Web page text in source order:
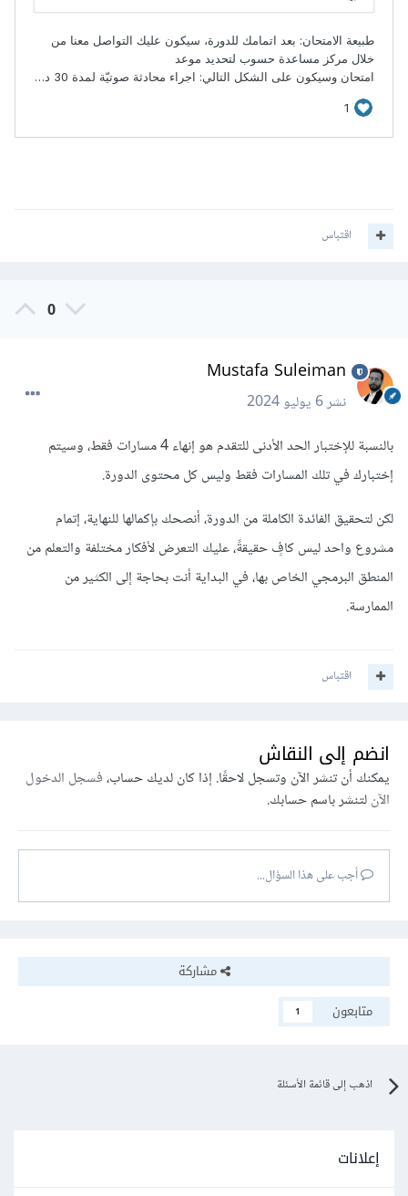
اقتباس
0
Mustafa Suleiman
نشر6 يوليو 2024
بالنسبة للإختبار الحد الأدنى للتقدم هو إنهاء 4 مسارات فقط، وسيتم
إختبارك في تلك المسارات فقط وليس كل محتوى الدورة.
لكن لتحقيق الفائدة الكاملة من الدورة، أنصحك بإكمالها للنهاية، إتمام
مشروع واحد ليس كافٍ حقيقةً، عليك التعرض لأفكار مختلفة والتعلم من
المنطق البرمجي الخاص بها، في البداية أنت بحاجة إلى الكثير من
الممارسة.
اقتباس
انضم إلى النقاش
يمكنك أن تنشر الآن وتسجل لاحقًا. إذا كان لديك حساب،فسجل الدخول
الآنلتنشر باسم حسابك.
أجب على هذا السؤال...
مشاركة
متابعون
1
اذهب إلى قائمة الأسئلة
إعلانات